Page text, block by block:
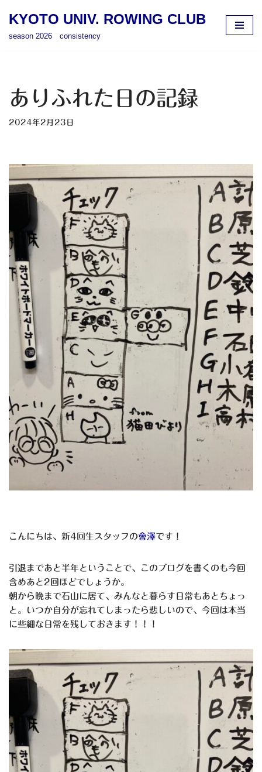
ツ
へ
KYOTO UNIV. ROWING CLUB
season 2026 consistency
ありふれた日の記録
2024年2月23日
こんにちは、新4回生スタッフの會澤です！
引退まであと半年ということで、このブログを書くのも今回
含めあと2回ほどでしょうか。
朝から晩まで石山に居て、みんなと暮らす日常もあとちょっ
と。いつか自分が忘れてしまったら悲しいので、今回は本当
に些細な日常を残しておきます！！！